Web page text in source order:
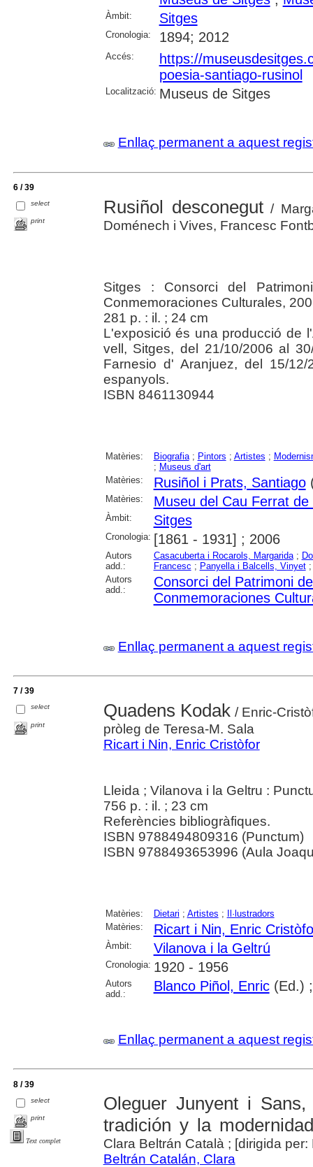
Àmbit: Sitges
Cronologia: 1894; 2012
Accés:
https://
poesia-santiago-rusinol
Localització: Museus de Sitges
Enllaç permanent a aquest
6 / 39
select
print
Rusiñol desconegut/
Doménech i Vives, Francesc
Sitges : Consorci del
Conmemoraciones Culturales,
281 p. : il. ; 24 cm
L'exposició és una producció de
vell, Sitges, del 21/10/2006 al
Farnesio d' Aranjuez, del 15/
espanyols.
ISBN 8461130944
Matèries: Biografia; Pintors ; Artistes ;
; Museus d'art
Matèries:
Rusiñol i Prats, Santiago
Matèries: Museu del Cau Ferrat de
Àmbit: Sitges
Cronologia: [1861 - 1931] ; 2006
Autors
add.:
Casacuberta i Rocarols, Margarida;
Francesc ; Panyella i Balcells, Vinyet
Autors
add.:
Consorci del Patrimoni
Conmemoraciones
Enllaç permanent a aquest
7 / 39
select
print
Quadens Kodak / Enric-
pròleg de Teresa-M. Sala
Ricart i Nin, Enric Cristòfor
Lleida ; Vilanova i la Geltru :
756 p. : il. ; 23 cm
Referències bibliogràfiques.
ISBN 9788494809316 (Punctum)
ISBN 9788493653996 (Aula
Matèries: Dietari ; Artistes ; Il·lustradors
Matèries:
Ricart i Nin, Enric
Àmbit: Vilanova i la Geltrú
Cronologia: 1920 - 1956
Autors
add.:
Blanco Piñol, Enric(Ed.)
Enllaç permanent a aquest
8 / 39
select
print
Text complet
Oleguer Junyent i
tradición y la
Clara Beltrán Català ; [dirigida
Beltrán Catalán, Clara